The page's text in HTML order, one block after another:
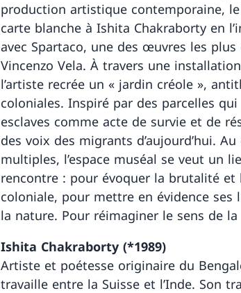
production artistique contemporaine,
carte blanche à Ishita Chakraborty en
avec Spartaco, une des œuvres les
Vincenzo Vela. À travers une
l’artiste recrée un « jardin créole »,
coloniales. Inspiré par des parcelles
esclaves comme acte de survie et de
des voix des migrants d’aujourd’hui.
multiples, l’espace muséal se veut un
rencontre : pour évoquer la brutalité et
coloniale, pour mettre en évidence ses
la nature. Pour réimaginer le sens de
Ishita Chakraborty (*1989)
Artiste et poétesse originaire du
travaille entre la Suisse et l’Inde. Son